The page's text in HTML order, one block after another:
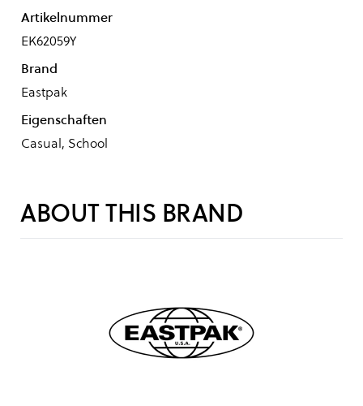
Artikelnummer
EK62059Y
Brand
Eastpak
Eigenschaften
Casual, School
ABOUT THIS BRAND